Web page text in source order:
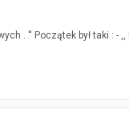
. '' Początek był taki :